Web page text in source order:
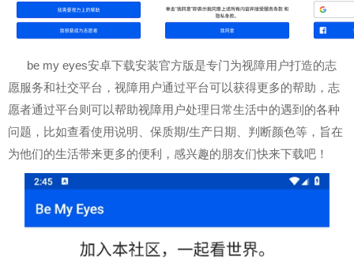
be my eyes安卓下载安装官方版是专门为视障用户打造的志
愿服务和社交平台，视障用户通过平台可以获得更多的帮助，志
愿者通过平台则可以帮助视障用户处理日常生活中的遇到的各种
问题，比如查看使用说明、保质期/生产日期、判断颜色等，旨在
为他们的生活带来更多的便利，感兴趣的朋友们快来下载吧！